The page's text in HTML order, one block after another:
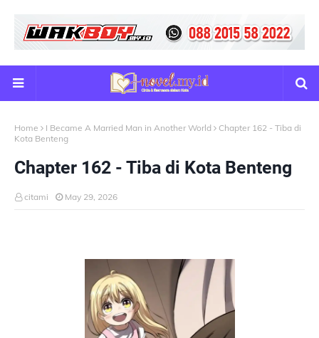
Home I Became A Married Man in Another World
Chapter 162 - Tiba di
Kota Benteng
Chapter 162 - Tiba di Kota Benteng
citami May 29, 2026